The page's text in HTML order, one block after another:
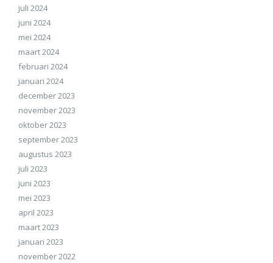
juli 2024
juni 2024
mei 2024
maart 2024
februari 2024
januari 2024
december 2023
november 2023
oktober 2023
september 2023
augustus 2023
juli 2023
juni 2023
mei 2023
april 2023
maart 2023
januari 2023
november 2022